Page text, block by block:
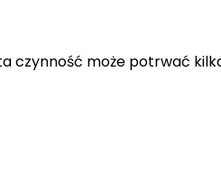
czynność może potrwać